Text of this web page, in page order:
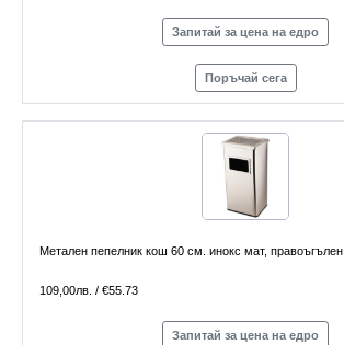
Запитай за цена на едро
Поръчай сега
Метален пепелник кош 60 см. инокс мат, правоъгълен
109,00лв. / €55.73
Запитай за цена на едро